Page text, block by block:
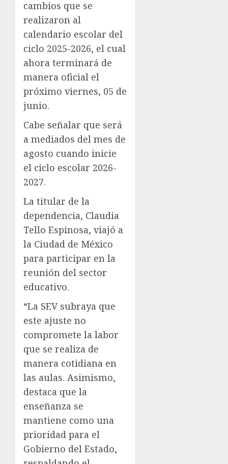
cambios que se
realizaron al
calendario escolar del
ciclo 2025-2026, el cual
ahora terminará de
manera oficial el
próximo viernes, 05 de
junio.
Cabe señalar que será
a mediados del mes de
agosto cuando inicie
el ciclo escolar 2026-
2027.
La titular de la
dependencia, Claudia
Tello Espinosa, viajó a
la Ciudad de México
para participar en la
reunión del sector
educativo.
“La SEV subraya que
este ajuste no
compromete la labor
que se realiza de
manera cotidiana en
las aulas. Asimismo,
destaca que la
enseñanza se
mantiene como una
prioridad para el
Gobierno del Estado,